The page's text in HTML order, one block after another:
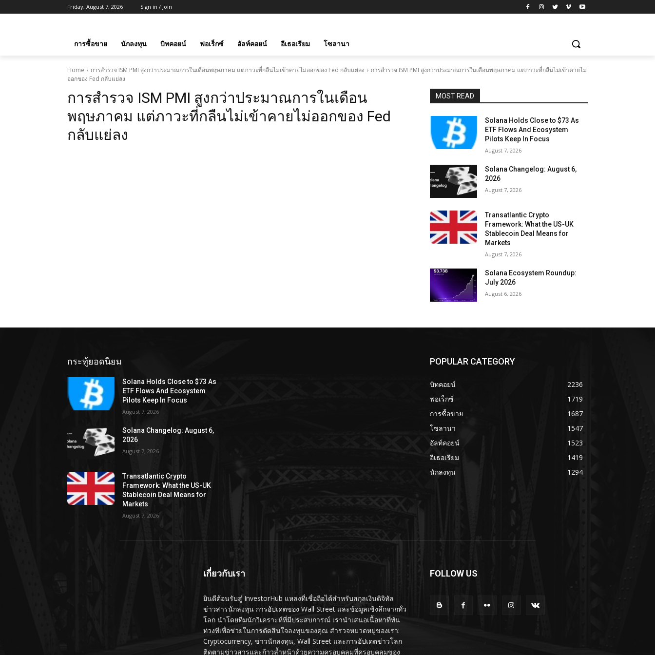
Friday, August 7, 2026 Sign in / Join
การซื้อขาย นักลงทุน บิทคอยน์ ฟอเร็กซ์ อัลท์คอยน์ อีเธอเรียม โซลานา
Home การสำรวจ ISM PMI สูงกว่าประมาณการในเดือนพฤษภาคม แต่ภาวะที่กลืนไม่เข้าคายไม่ออกของ Fed กลับแย่ลง
การสำรวจ ISM PMI สูงกว่าประมาณการในเดือนพฤษภาคม แต่ภาวะที่กลืนไม่เข้าคายไม่
ออกของ Fed กลับแย่ลง
การสำรวจ ISM PMI สูงกว่าประมาณการในเดือน
พฤษภาคม แต่ภาวะที่กลืนไม่เข้าคายไม่ออกของ Fed
กลับแย่ลง
MOST READ
Solana Holds Close to $73 As
ETF Flows And Ecosystem
Pilots Keep In Focus
August 7, 2026
Solana Changelog: August 6,
2026
August 7, 2026
Transatlantic Crypto
Framework: What the US-UK
Stablecoin Deal Means for
Markets
August 7, 2026
Solana Ecosystem Roundup:
July 2026
August 6, 2026
กระทู้ยอดนิยม
Solana Holds Close to $73 As
ETF Flows And Ecosystem
Pilots Keep In Focus
August 7, 2026
Solana Changelog: August 6,
2026
August 7, 2026
Transatlantic Crypto
Framework: What the US-UK
Stablecoin Deal Means for
Markets
August 7, 2026
POPULAR CATEGORY
บิทคอยน์
2236
ฟอเร็กซ์
1719
การซื้อขาย
1687
โซลานา
1547
อัลท์คอยน์
1523
อีเธอเรียม
1419
นักลงทุน
1294
เกี่ยวกับเรา
ยินดีต้อนรับสู่ InvestorHub แหล่งที่เชื่อถือได้สำหรับสกุลเงินดิจิทัล
ข่าวสารนักลงทุน การอัปเดตของ Wall Street และข้อมูลเชิงลึกจากทั่ว
โลก นำโดยทีมนักวิเคราะห์ที่มีประสบการณ์ เรานำเสนอเนื้อหาที่ทัน
ท่วงทีเพื่อช่วยในการตัดสินใจลงทุนของคุณ สำรวจหมวดหมู่ของเรา:
Cryptocurrency, ข่าวนักลงทุน, Wall Street และการอัปเดตข่าวโลก
ติดตามข่าวสารและก้าวล้ำหน้าด้วยความครอบคลุมที่ครอบคลุมของ
FOLLOW US